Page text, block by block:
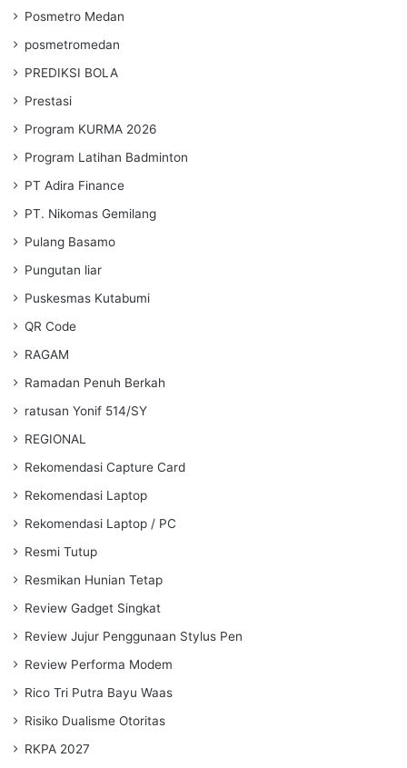
Posmetro Medan
posmetromedan
PREDIKSI BOLA
Prestasi
Program KURMA 2026
Program Latihan Badminton
PT Adira Finance
PT. Nikomas Gemilang
Pulang Basamo
Pungutan liar
Puskesmas Kutabumi
QR Code
RAGAM
Ramadan Penuh Berkah
ratusan Yonif 514/SY
REGIONAL
Rekomendasi Capture Card
Rekomendasi Laptop
Rekomendasi Laptop / PC
Resmi Tutup
Resmikan Hunian Tetap
Review Gadget Singkat
Review Jujur Penggunaan Stylus Pen
Review Performa Modem
Rico Tri Putra Bayu Waas
Risiko Dualisme Otoritas
RKPA 2027